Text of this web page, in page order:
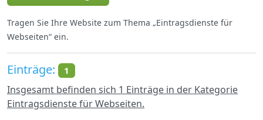
Tragen Sie Ihre Website zum Thema „Eintragsdienste für
Webseiten“ ein.
Einträge: 1
Insgesamt befinden sich 1 Einträge in der Kategorie
Eintragsdienste für Webseiten.